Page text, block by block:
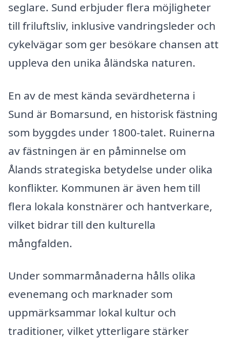
seglare. Sund erbjuder flera möjligheter
till friluftsliv, inklusive vandringsleder och
cykelvägar som ger besökare chansen att
uppleva den unika åländska naturen.
En av de mest kända sevärdheterna i
Sund är Bomarsund, en historisk fästning
som byggdes under 1800-talet. Ruinerna
av fästningen är en påminnelse om
Ålands strategiska betydelse under olika
konflikter. Kommunen är även hem till
flera lokala konstnärer och hantverkare,
vilket bidrar till den kulturella
mångfalden.
Under sommarmånaderna hålls olika
evenemang och marknader som
uppmärksammar lokal kultur och
traditioner, vilket ytterligare stärker